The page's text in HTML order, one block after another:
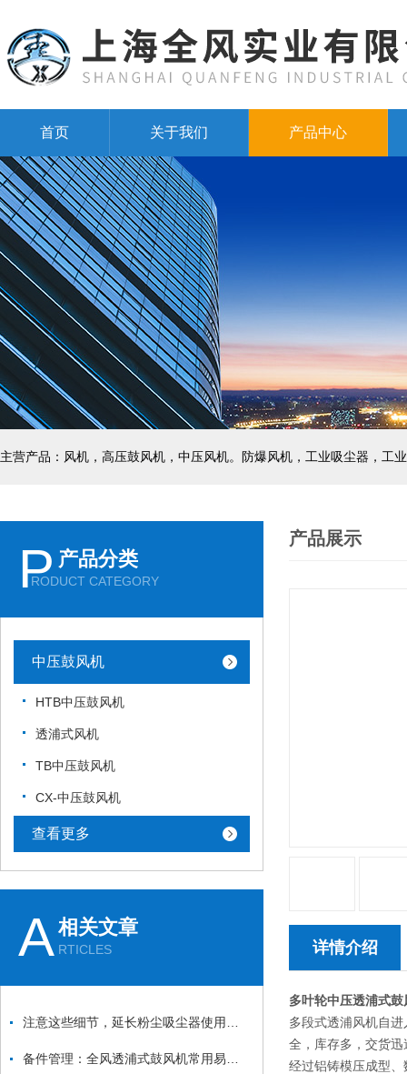
首页 关于我们 产品中心
主营产品：风机，高压鼓风机，中压风机。防爆风机，工业吸尘器，工
P 产品分类
RODUCT CATEGORY
中压鼓风机
HTB中压鼓风机
透浦式风机
TB中压鼓风机
CX-中压鼓风机
查看更多
A相关文章
RTICLES
产品展示
详情介绍
多叶轮中压透浦式鼓
多段式透浦风机自
全，库存多，交货迅
经过铝铸模压成型